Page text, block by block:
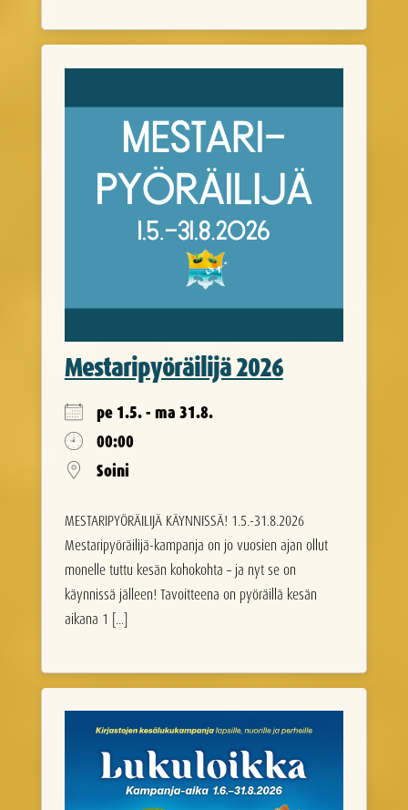
Mestaripyöräilijä 2026
pe 1.5. - ma 31.8.
00:00
Soini
MESTARIPYÖRÄILIJÄ KÄYNNISSÄ! 1.5.-31.8.2026
Mestaripyöräilijä-kampanja on jo vuosien ajan ollut
monelle tuttu kesän kohokohta – ja nyt se on
käynnissä jälleen! Tavoitteena on pyöräillä kesän
aikana 1 [...]